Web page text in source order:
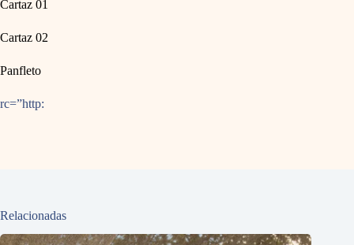
Cartaz 01
Cartaz 02
Panfleto
rc=”http:
Relacionadas